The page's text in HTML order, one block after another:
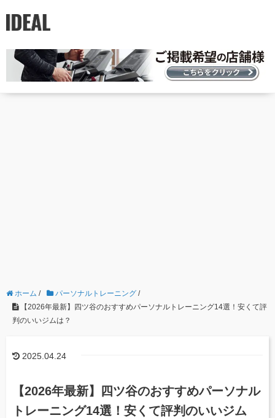
ホーム / パーソナルトレーニング /
【2026年最新】四ツ谷のおすすめパーソナルトレーニング14選！安くて評
判のいいジムは？
2025.04.24
【2026年最新】四ツ谷のおすすめパーソナル
トレーニング14選！安くて評判のいいジム